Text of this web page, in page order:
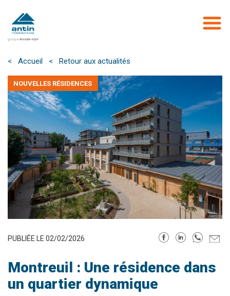
contenu
principal
NOUVELLES RÉSIDENCES
< Accueil < Retour aux actualités
PUBLIÉE LE 02/02/2026
Montreuil : Une résidence dans
un quartier dynamique